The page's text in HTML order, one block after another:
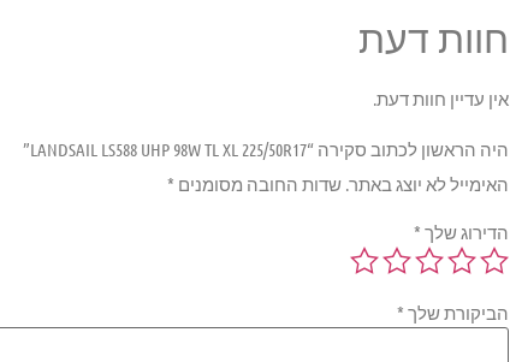
חוות דעת
אין עדיין חוות דעת.
היה הראשון לכתוב סקירה “LANDSAIL LS588 UHP 98W TL XL 225/50R17”
האימייל לא יוצג באתר. שדות החובה מסומנים *
הדירוג שלך *
הביקורת שלך *